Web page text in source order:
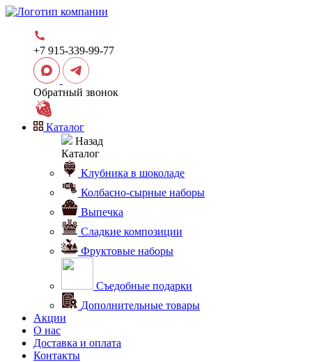
+7 915-339-99-77
Обратный звонок
Каталог
Назад
Каталог
Клубника в шоколаде
Колбасно-сырные наборы
Выпечка
Сладкие композиции
Фруктовые наборы
Съедобные подарки
Дополнительные товары
Акции
О нас
Доставка и оплата
Контакты